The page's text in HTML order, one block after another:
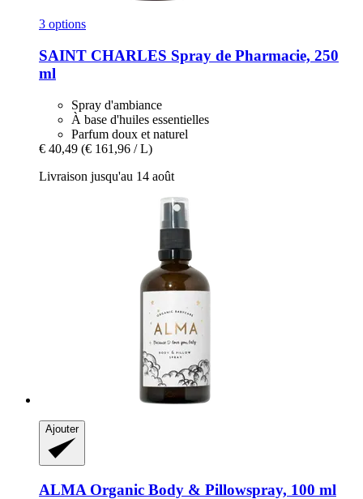
3 options
SAINT CHARLES Spray de Pharmacie, 250
ml
Spray d'ambiance
À base d'huiles essentielles
Parfum doux et naturel
€ 40,49 (€ 161,96 / L)
Livraison jusqu'au 14 août
Ajouter
ALMA Organic Body & Pillowspray, 100 ml